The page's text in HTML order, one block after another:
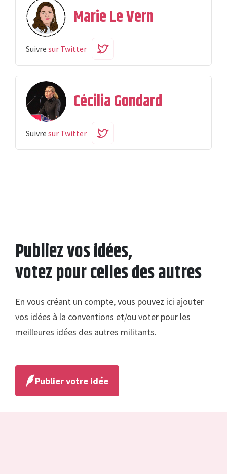
Marie Le Vern
Suivre sur Twitter
Cécilia Gondard
Suivre sur Twitter
Publiez vos idées,
votez pour celles des autres
En vous créant un compte, vous pouvez ici ajouter
vos idées à la conventions et/ou voter pour les
meilleures idées des autres militants.
Publier votre idée